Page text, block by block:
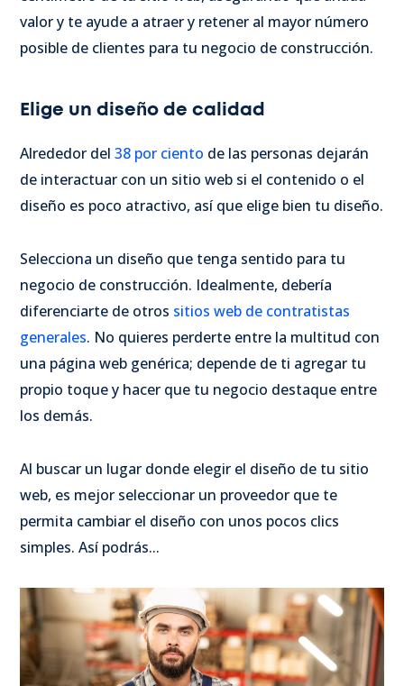
valor y te ayude a atraer y retener al mayor número
posible de clientes para tu negocio de construcción.
Elige un diseño de calidad
Alrededor del 38 por ciento de las personas dejarán
de interactuar con un sitio web si el contenido o el
diseño es poco atractivo, así que elige bien tu diseño.
Selecciona un diseño que tenga sentido para tu
negocio de construcción. Idealmente, debería
diferenciarte de otros sitios web de contratistas
generales. No quieres perderte entre la multitud con
una página web genérica; depende de ti agregar tu
propio toque y hacer que tu negocio destaque entre
los demás.
Al buscar un lugar donde elegir el diseño de tu sitio
web, es mejor seleccionar un proveedor que te
permita cambiar el diseño con unos pocos clics
simples. Así podrás...